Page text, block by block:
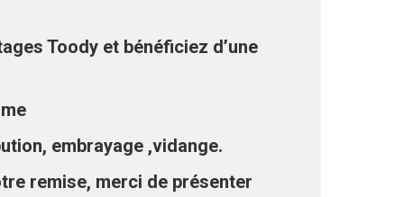
Toody et bénéficiez d’une
embrayage ,vidange.
remise, merci de présenter